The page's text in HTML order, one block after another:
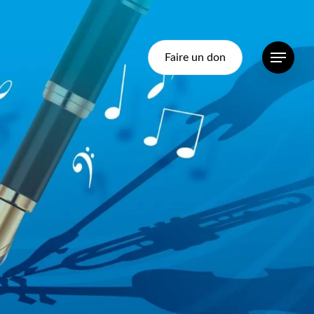
Faire un don Menu